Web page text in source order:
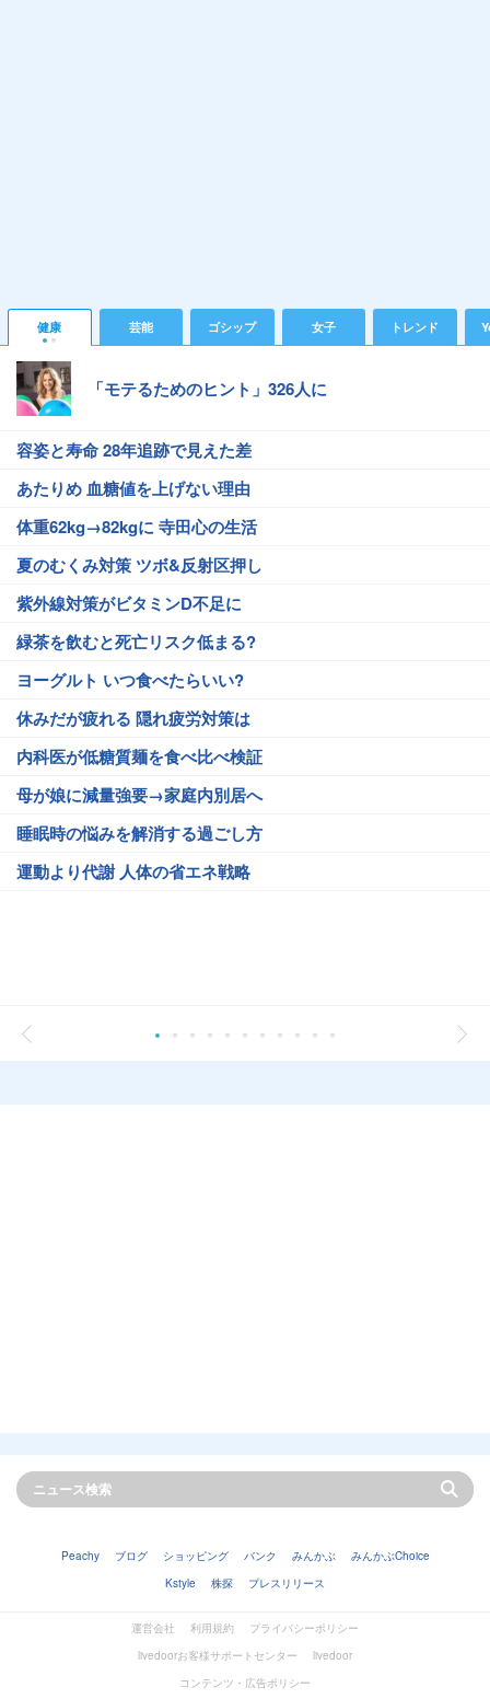
健康 芸能 ゴシップ 女子 トレンド
「モテるためのヒント」326人に
容姿と寿命 28年追跡で見えた差
あたりめ 血糖値を上げない理由
体重62kg→82kgに 寺田心の生活
夏のむくみ対策 ツボ&反射区押し
紫外線対策がビタミンD不足に
緑茶を飲むと死亡リスク低まる?
ヨーグルト いつ食べたらいい?
休みだが疲れる 隠れ疲労対策は
内科医が低糖質麺を食べ比べ検証
母が娘に減量強要→家庭内別居へ
睡眠時の悩みを解消する過ごし方
運動より代謝 人体の省エネ戦略
Peachy ブログ ショッピング バンク みんかぶ
みんかぶChoice
Kstyle
株探 プレスリリース
運営会社 利用規約
プライバシーポリシー
livedoorお客様サポートセンター
livedoor
コンテンツ・広告ポリシー